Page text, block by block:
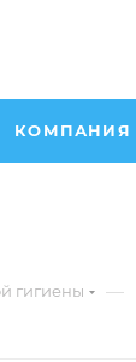
КОМПАНИЯ
гигиены —